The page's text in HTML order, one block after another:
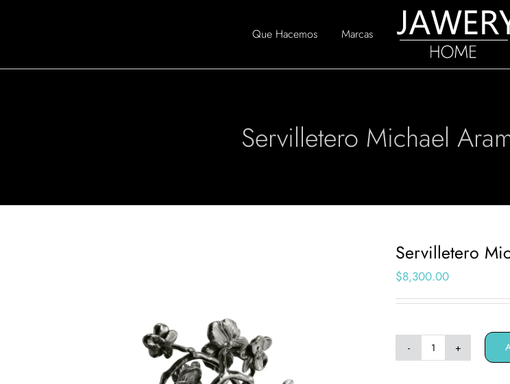
Que Hacemos Marcas
Servilletero Michael
Servilletero
$8,300.00
Servilletero